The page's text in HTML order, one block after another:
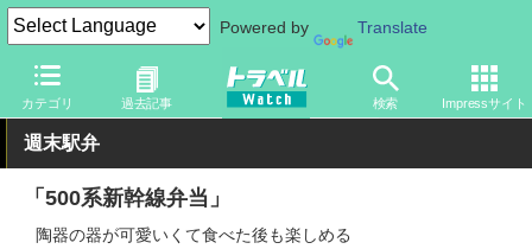
Powered by Translate
カテゴリ 過去記事 検索 Impressサイト
トラベル Watch 旅の情報 観光地
週末駅弁
「500系新幹線弁当」
陶器の器が可愛いくて食べた後も楽しめる